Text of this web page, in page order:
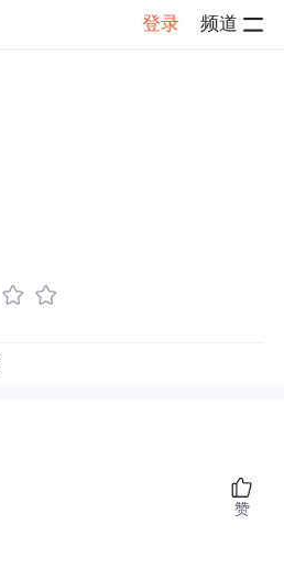
登录 频道
赞